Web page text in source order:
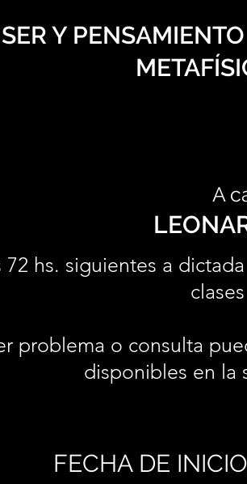
Y
A
hs. siguientes a
problema o consulta
disponibles en la
FECHA DE